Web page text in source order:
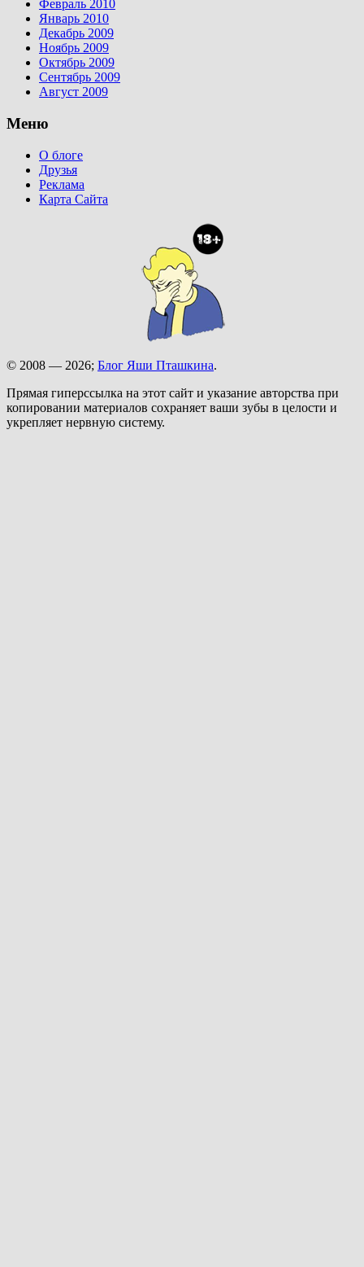
Февраль 2010
Январь 2010
Декабрь 2009
Ноябрь 2009
Октябрь 2009
Сентябрь 2009
Август 2009
Меню
О блоге
Друзья
Реклама
Карта Сайта
© 2008 — 2026; Блог Яши Пташкина.
Прямая гиперссылка на этот сайт и указание авторства при
копировании материалов сохраняет ваши зубы в целости и
укрепляет нервную систему.